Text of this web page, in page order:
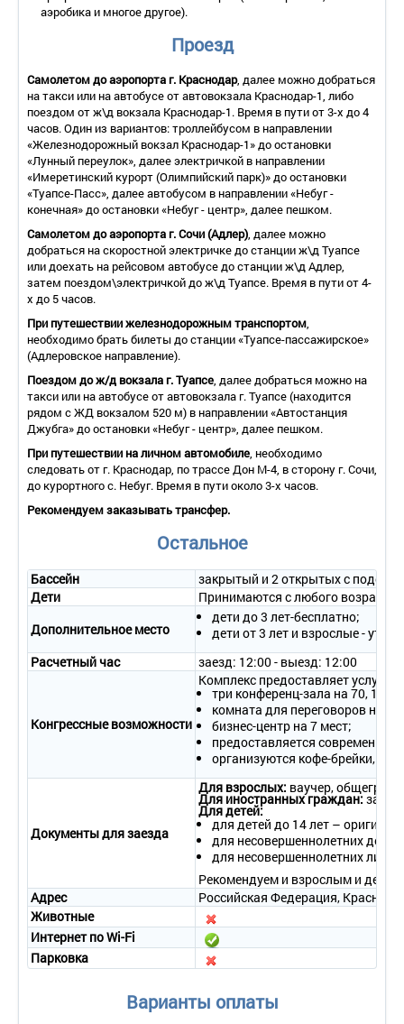
принадлежностями и средствами гигиены;
2-местный 2-комнатный номер «Студия» (площадь – 36
кв.м., всего номеров – 36).В номере: одна 2-спальная
кровать, гардеробная, гостиная, дополнительное место
(двуспальный диван), два балкона, телефонная связь,
спутниковое телевидение, система климат-контроля, мини-
бар, санузел с ванной, феном, банными принадлежностями и
средствами гигиены, на балконе набор плетеной мебели;
2-местный 2-комнатный номер «Люкс с террасой» (площадь
– 36 кв.м., всего номеров – 8, площадь террасы 25 кв.м.).
номере: одна 2-спальная кровать, гардеробная, гостиная,
дополнительное место (двуспальный диван), два балкона,
телефонная связь, спутниковое телевидение, система
климат-контроля, мини-бар, санузел с ванной, феном,
банными принадлежностями и средствами гигиены, на
террасе – набор плетеной мебели.
Корпус №2 «Ямал».
2-местный 1-комнатный номер 1 категории с видом на горы/
на море (площадь – 26 кв.м., всего номеров – 38/54).
номере: одна 2-спальная кровать, дополнительное место
(мини-диван), телефонная связь, спутниковое телевидение,
система климат-контроля, мини-бар, санузел с ванной,
феном, банными принадлежностями и средствами гигиены;
2-местный 1-комнатный номер «Студия» с видом на горы/на
море (площадь – 52 кв.м., всего номеров – 39/40).В номере:
одна 2-спальная кровать, дополнительное место
(двуспальный диван), телефонная связь, спутниковое
телевидение, система климат-контроля, мини-бар,санузел с
ванной, феном, банными принадлежностями и средствами
гигиены;
2-местный 2-комнатный номер «Люкс» (площадь – 72 кв.м.,
гостиная студия, дополнительное место (односпальный
система климат-контроля, мини-бар, санузел с ванной,
феном, банными принадлежностями и средствами гигиены,
гостевой туалет;
2- местные 3-комнатные «Апартаменты Президентские»
(площадь – 110 кв.м., всего номеров – 1).В номере:
прихожая, гостиная студия, мини-кухня, кабинет, спальня с
большой 2-спальной кроватью и гардеробом, балкон,
телефонная связь, спутниковое телевидение, LSD телевизор,
система климат-контроля, мини-бар, ванная комната с
джакузи, феном, банными принадлежностями и средствами
аэробика и многое другое).
Проезд
Самолетом до аэропортаг. Краснодар, далее можно добраться
на такси или на автобусе от автовокзала Краснодар-1, либо
поездом от ж\д вокзала Краснодар-1. Время в пути от 3-х до 4
часов. Один из вариантов: троллейбусом в направлении
«Железнодорожный вокзал Краснодар-1» до остановки
«Лунный переулок», далее электричкой в направлении
«Имеретинский курорт (Олимпийский парк)» до остановки
«Туапсе-Пасс», далее автобусом в направлении «Небуг -
конечная» до остановки «Небуг - центр», далее пешком.
Самолетом до аэропортаг. Сочи (Адлер), далее можно
добраться на скоростной электричке до станции ж\д Туапсе
или доехать на рейсовом автобусе до станции ж\д Адлер,
затем поездом\электричкой до ж\д Туапсе. Время в пути от 4-
х до 5 часов.
При путешествии железнодорожным транспортом,
необходимо брать билеты до станции «Туапсе-пассажирское»
(Адлеровское направление).
Поездом до ж/д вокзалаг. Туапсе, далее добраться можно на
такси или на автобусе от автовокзала г. Туапсе (находится
рядом с ЖД вокзалом 520 м) в направлении «Автостанция
Джубга» до остановки «Небуг - центр», далее пешком.
При путешествии на личном автомобиле, необходимо
следовать от г. Краснодар, по трассе Дон М-4, в сторону г. Сочи,
до курортного с. Небуг. Время в пути около 3-х часов.
Рекомендуем заказывать трансфер.
Остальное
Бассейн
закрытый и 2 открытых с
Дети
Принимаются с любого
Дополнительное место
дети до 3 лет-бесплатно;
дети от 3 лет и взрослые -
Расчетный час
заезд: 12:00 - выезд: 12:00
Конгрессные возможности
Комплекс предоставляет услуги
три конференц-зала на 70, 140,
комната для переговоров на 25
бизнес-центр на 7 мест;
предоставляется
организуются кофе-брейки,
Документы для заезда
Для взрослых: ваучер,
Для иностранных граждан:
Для детей:
для детей до 14 лет –
для несовершеннолетних
для несовершеннолетних лиц
Рекомендуем и взрослым и
Адрес
Российская Федерация,
Животные
Интернет по Wi-Fi
Парковка
Варианты оплаты